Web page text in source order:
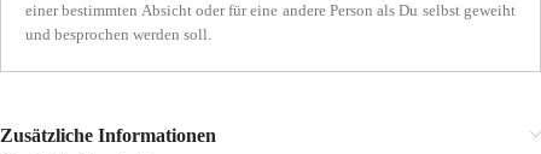
einer bestimmten Absicht oder für eine andere Person als Du selbst geweiht
und besprochen werden soll.
Zusätzliche Informationen